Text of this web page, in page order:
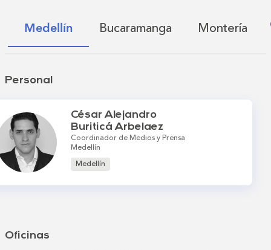
Medellín Bucaramanga Montería
Personal
César Alejandro
Buriticá Arbelaez
Coordinador de Medios y Prensa
Medellín
Medellín
Oficinas